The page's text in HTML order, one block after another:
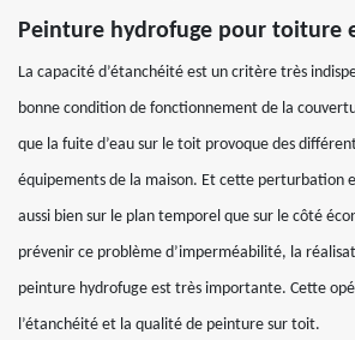
Peinture hydrofuge pour toiture
La capacité d’étanchéité est un critère très
bonne condition de fonctionnement de la
que la fuite d’eau sur le toit provoque des
équipements de la maison. Et cette perturbation
aussi bien sur le plan temporel que sur le côté
prévenir ce problème d’imperméabilité, la
peinture hydrofuge est très importante. Cette
l’étanchéité et la qualité de peinture sur toit.